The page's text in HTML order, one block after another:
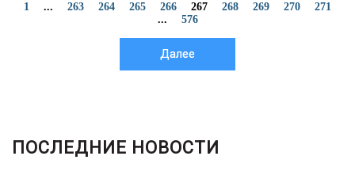
1 ... 263 264 265 266 267 268 269 270
271
...
576
Далее
ПОСЛЕДНИЕ НОВОСТИ